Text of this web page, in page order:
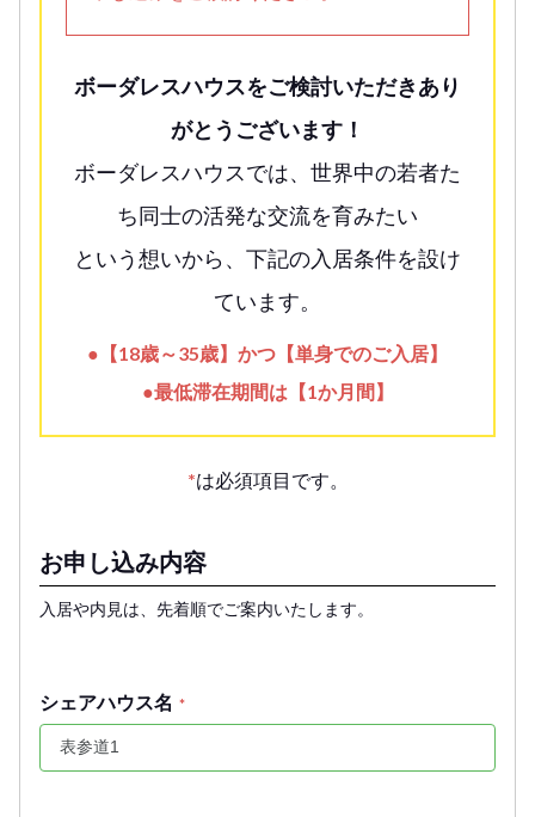
ボーダレスハウスをご検討いただきあり
がとうございます！
ボーダレスハウスでは、世界中の若者た
ち同士の活発な交流を育みたい
という想いから、下記の入居条件を設け
ています。
●【18歳～35歳】かつ【単身でのご入居】
●最低滞在期間は【1か月間】
*は必須項目です。
お申し込み内容
入居や内見は、先着順でご案内いたします。
シェアハウス名 *